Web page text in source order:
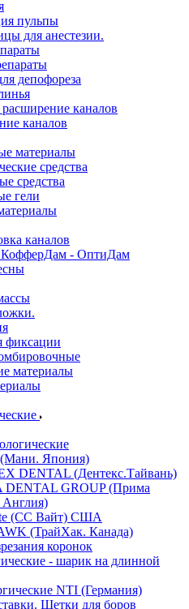
пульпы
для анестезии.
депофореза
каналов
каналов
материалы
средства
средства
гели
каналов
КофферДам - ОптиДам
фиксации
материалы
Япония)
DENTAL (Дентекс.Тайвань)
DENTAL GROUP (Прима
Англия)
(СС Вайт) США
(ТрайХак. Канада)
коронок
- шарик на длинной
NTI (Германия)
Щетки для боров